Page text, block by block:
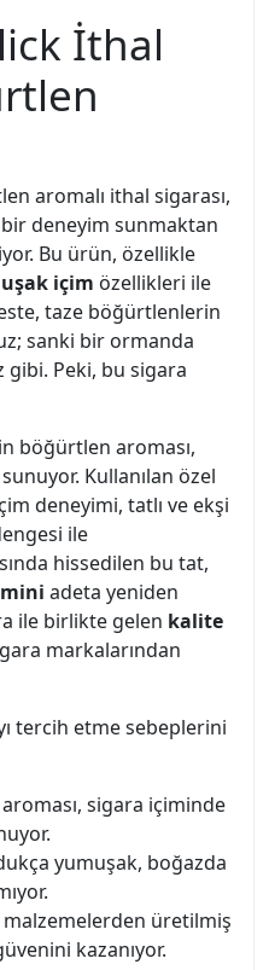
İthal
aromalı ithal sigarası,
deneyim sunmaktan
Bu ürün, özellikle
içim özellikleri ile
taze böğürtlenlerin
sanki bir ormanda
gibi. Peki, bu sigara
böğürtlen aroması,
Kullanılan özel
deneyimi, tatlı ve ekşi
ile
hissedilen bu tat,
adeta yeniden
ile birlikte gelen kalite
markalarından
tercih etme sebeplerini
sigara içiminde
yumuşak, boğazda
üretilmiş
kazanıyor.